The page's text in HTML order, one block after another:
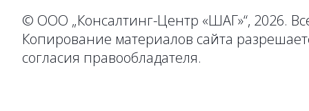
© ООО „Консалтинг-Центр «ШАГ»“, 2026.
Копирование материалов сайта
согласия правообладателя.